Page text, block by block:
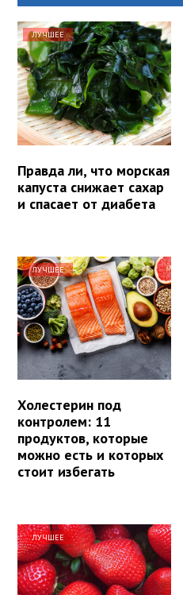
ЛУЧШЕЕ
Правда ли, что морская
капуста снижает сахар
и спасает от диабета
ЛУЧШЕЕ
Холестерин под
контролем: 11
продуктов, которые
можно есть и которых
стоит избегать
ЛУЧШЕЕ